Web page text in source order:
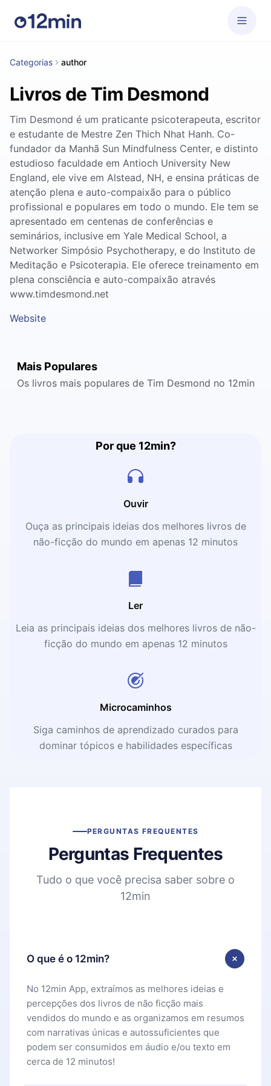
Categorias author
Livros de Tim Desmond
Tim Desmond é um praticante psicoterapeuta, escritor
e estudante de Mestre Zen Thich Nhat Hanh. Co-
fundador da Manhã Sun Mindfulness Center, e distinto
estudioso faculdade em Antioch University New
England, ele vive em Alstead, NH, e ensina práticas de
atenção plena e auto-compaixão para o público
profissional e populares em todo o mundo. Ele tem se
apresentado em centenas de conferências e
seminários, inclusive em Yale Medical School, a
Networker Simpósio Psychotherapy, e do Instituto de
Meditação e Psicoterapia. Ele oferece treinamento em
plena consciência e auto-compaixão através
www.timdesmond.net
Website
Mais Populares
Os livros mais populares de Tim Desmond no 12min
Por que 12min?
Ouvir
Ouça as principais ideias dos melhores livros de
não-ficção do mundo em apenas 12 minutos
Ler
Leia as principais ideias dos melhores livros de não-
ficção do mundo em apenas 12 minutos
Microcaminhos
Siga caminhos de aprendizado curados para
dominar tópicos e habilidades específicas
PERGUNTAS FREQUENTES
Perguntas Frequentes
Tudo o que você precisa saber sobre o
12min
O que é o 12min?
No 12min App, extraímos as melhores ideias e
percepções dos livros de não ficção mais
vendidos do mundo e as organizamos em resumos
com narrativas únicas e autossuficientes que
podem ser consumidos em áudio e/ou texto em
cerca de 12 minutos!